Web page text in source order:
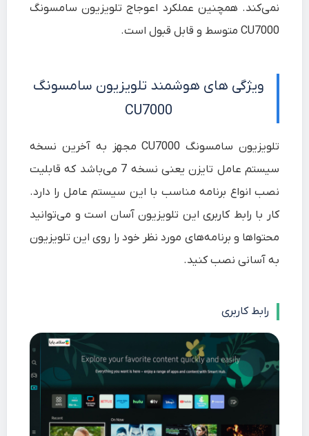
نمی‌کند. همچنین عملکرد اعوجاج تلویزیون سامسونگ
CU7000 متوسط و قابل قبول است.
ویژگی های هوشمند تلویزیون سامسونگ
CU7000
تلویزیون سامسونگ CU7000 مجهز به آخرین نسخه
سیستم عامل تایزن یعنی نسخه 7 می‌باشد که قابلیت
نصب انواع برنامه مناسب با این سیستم عامل را دارد.
کار با رابط کاربری این تلویزیون آسان است و می‌توانید
محتواها و برنامه‌های مورد نظر خود را روی این تلویزیون
به آسانی نصب کنید.
رابط کاربری